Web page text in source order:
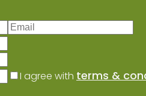
I agree with terms &